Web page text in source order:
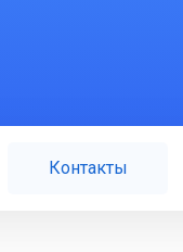
Контакты